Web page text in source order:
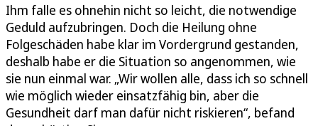
Ihm falle es ohnehin nicht so leicht, die notwendige
Geduld aufzubringen. Doch die Heilung ohne
Folgeschäden habe klar im Vordergrund gestanden,
deshalb habe er die Situation so angenommen, wie
sie nun einmal war. „Wir wollen alle, dass ich so schnell
wie möglich wieder einsatzfähig bin, aber die
Gesundheit darf man dafür nicht riskieren“, befand